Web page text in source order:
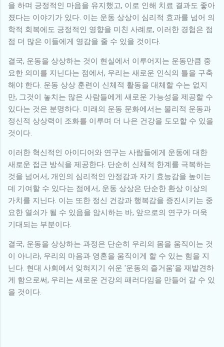
을 하며 긍정적인 마음을 유지했고, 이로 인해 치료 결과도 좋아
졌다는 이야기가 있다. 이는 운동 상상이 심리적 효과를 넘어 의
학적 회복에도 긍정적인 영향을 미친 사례로, 이러한 경험은 점
점 더 많은 이들에게 영감을 줄 수 있을 것이다.
결국, 운동을 상상하는 것이 현실에서 이루어지는 운동만큼 중
요한 의미를 지닌다는 점에서, 우리는 새로운 인식의 틀을 구축
해야 한다. 운동 상상 훈련이 신체적 활동을 대체할 수는 없지
만, 그것이 놓치는 많은 사람들에게 새로운 가능성을 제공할 수
있다는 것은 분명하다. 미래의 운동 문화에서는 물리적 운동과
정신적 상상력이 조화를 이루며 더 나은 건강을 도모할 수 있을
것이다.
이러한 혁신적인 아이디어와 연구는 사람들에게 운동에 대한
새로운 접근 방식을 제공한다. 단순히 신체적 한계를 극복하는
것을 넘어서, 개인의 심리적인 안정감과 자기 효능감을 높이는
데 기여할 수 있다는 점에서, 운동 상상은 단순한 환상 이상의
가치를 지닌다. 이는 또한 정신 건강과 행복감을 증진시키는 중
요한 열쇠가 될 수 있음을 암시하는 바, 앞으로의 연구가 더욱
기대되는 부분이다.
결국, 운동을 상상하는 과정은 단순히 우리의 몸을 움직이는 것
이 아니라, 우리의 마음과 영혼을 움직이게 할 수 있는 힘을 지
닌다. 현대 사회에서 잊혀지기 쉬운 '운동의 즐거움'을 재발견하
게 함으로써, 우리는 새로운 건강의 패러다임을 만들어 갈 수 있
을 것이다.